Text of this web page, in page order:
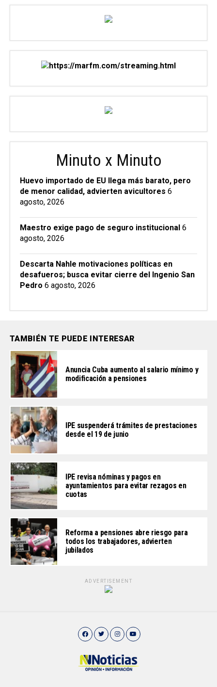
Minuto x Minuto
Huevo importado de EU llega más barato, pero
de menor calidad, advierten avicultores 6
agosto, 2026
Maestro exige pago de seguro institucional 6
agosto, 2026
Descarta Nahle motivaciones políticas en
desafueros; busca evitar cierre del Ingenio San
Pedro 6 agosto, 2026
TAMBIÉN TE PUEDE INTERESAR
Anuncia Cuba aumento al salario mínimo y
modificación a pensiones
IPE suspenderá trámites de prestaciones
desde el 19 de junio
IPE revisa nóminas y pagos en
ayuntamientos para evitar rezagos en
cuotas
Reforma a pensiones abre riesgo para
todos los trabajadores, advierten
jubilados
ADVERTISEMENT